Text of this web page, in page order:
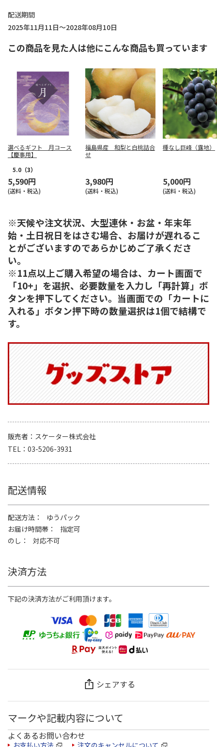
配送期間
2025年11月11日～2028年08月10日
この商品を見た人は他にこんな商品も買っています
選べるギフト 月コース
【慶事用】
5.0 （3）
5,590円
(送料・税込)
福島県産 和梨と白桃詰合
せ
3,980円
(送料・税込)
種なし巨峰（露地）
5,000円
(送料・税込)
※天候や注文状況、大型連休・お盆・年末年
始・土日祝日をはさむ場合、お届けが遅れるこ
とがございますのであらかじめご了承くださ
い。
※11点以上ご購入希望の場合は、カート画面で
「10+」を選択、必要数量を入力し「再計算」ボ
タンを押下してください。当画面での「カートに
入れる」ボタン押下時の数量選択は1個で結構で
す。
販売者
スケーター株式会社
TEL
03-5206-3931
配送情報
配送方法
ゆうパック
お届け時間帯
指定可
のし
対応不可
決済方法
下記の決済方法がご利用頂けます。
シェアする
マークや記載内容について
よくあるお問い合わせ
お支払い方法 注文のキャンセルについて